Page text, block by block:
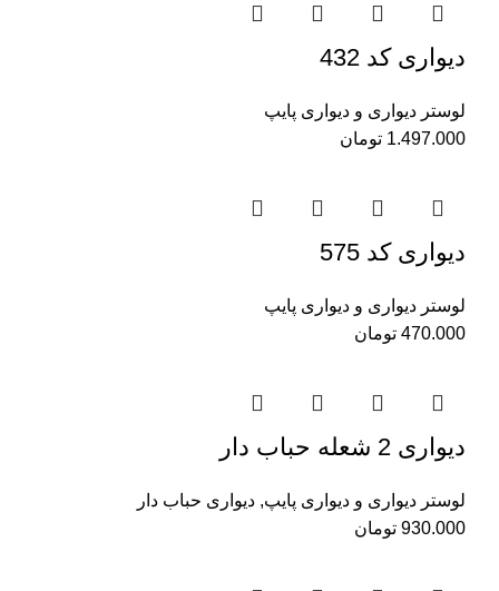
دیواری کد 432
لوستر دیواری و دیواری پایپ
1.497.000 تومان
دیواری کد 575
لوستر دیواری و دیواری پایپ
470.000 تومان
دیواری 2 شعله حباب دار
لوستر دیواری و دیواری پایپ, دیواری حباب دار
930.000 تومان